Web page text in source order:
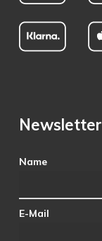
Newsletter
Name
E-Mail